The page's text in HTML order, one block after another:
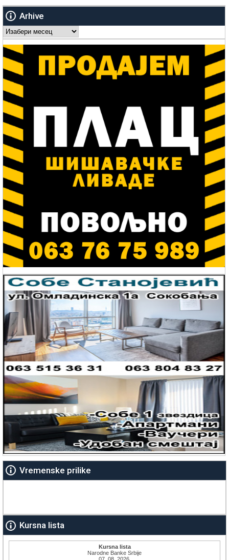
Arhive
Arhive
Vremenske prilike
Kursna lista